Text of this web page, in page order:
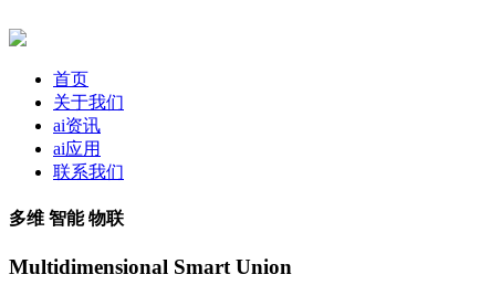
首页
关于我们
ai资讯
ai应用
联系我们
多维 智能 物联
Multidimensional Smart Union